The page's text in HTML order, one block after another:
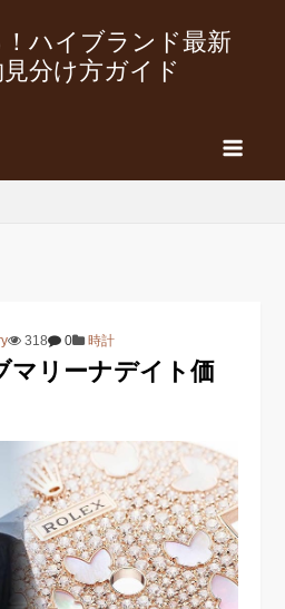
ハイブランド最新
分け方ガイド
318 0 時計
マリーナデイト価